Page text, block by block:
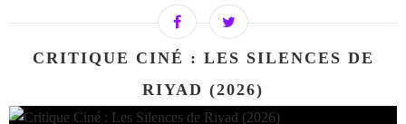
CRITIQUE CINÉ : LES SILENCES DE
RIYAD (2026)